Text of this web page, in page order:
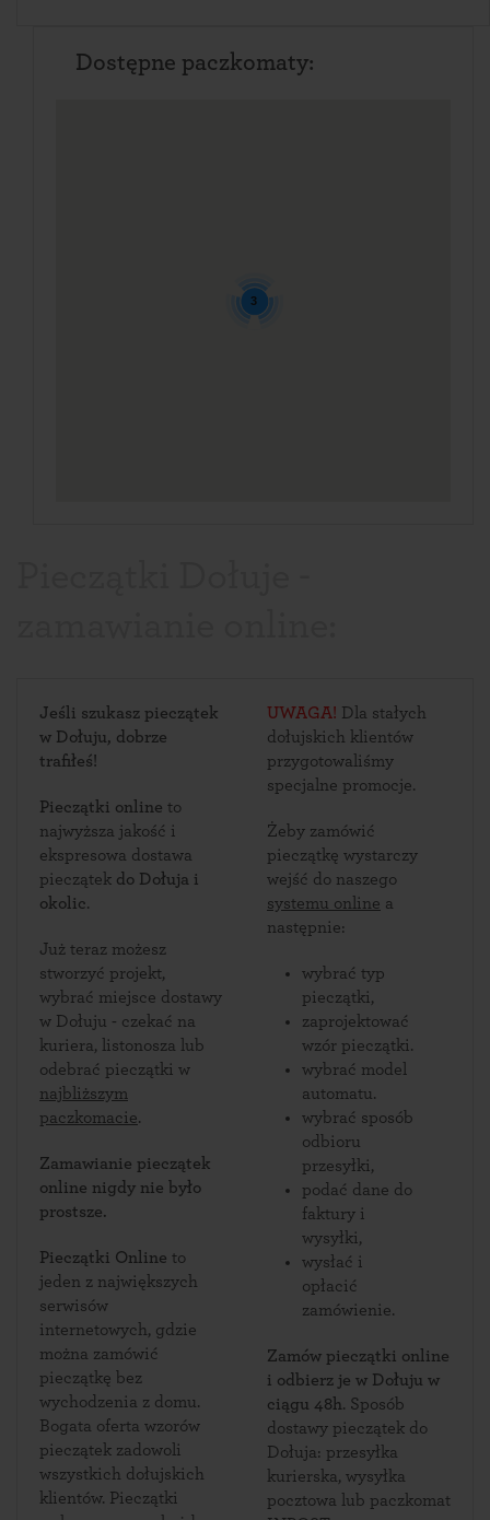
Dostępne paczkomaty:
3
Jeśli szukasz pieczątek
w Dołuju, dobrze
trafiłeś!
Pieczątki online to
najwyższa jakość i
ekspresowa dostawa
pieczątek do Dołuja i
okolic.
Już teraz możesz
stworzyć projekt,
wybrać miejsce dostawy
w Dołuju - czekać na
kuriera, listonosza lub
odebrać pieczątki w
najbliższym
paczkomacie.
Zamawianie pieczątek
online nigdy nie było
prostsze.
Pieczątki Online to
jeden z największych
serwisów
internetowych, gdzie
można zamówić
pieczątkę bez
wychodzenia z domu.
Bogata oferta wzorów
pieczątek zadowoli
wszystkich dołujskich
klientów. Pieczątki
UWAGA! Dla stałych
dołujskich klientów
przygotowaliśmy
specjalne promocje.
Żeby zamówić
pieczątkę wystarczy
wejść do naszego
systemu online a
następnie:
wybrać typ
pieczątki,
zaprojektować
wzór pieczątki.
wybrać model
automatu.
wybrać sposób
odbioru
przesyłki,
podać dane do
faktury i
wysyłki,
wysłać i
opłacić
zamówienie.
Zamów pieczątki online
i odbierz je w Dołuju w
ciągu 48h. Sposób
dostawy pieczątek do
Dołuja: przesyłka
kurierska, wysyłka
pocztowa lub paczkomat